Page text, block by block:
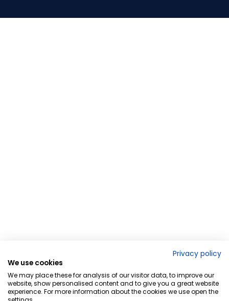
Privacy policy
We use cookies
We may place these for analysis of our visitor data, to improve our
website, show personalised content and to give you a great website
experience. For more information about the cookies we use open the